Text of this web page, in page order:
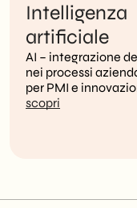
Intelligenza
artificiale
AI – integrazione
nei processi
per PMI e
scopri